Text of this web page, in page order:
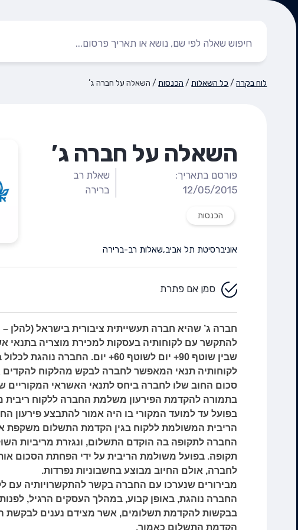
לוח בקרה/ כל השאלות/ הכנסות/ השאלה על חברה ג’
השאלה על חברה ג’
פורסם בתאריך:
12/05/2015
שאלת רב
ברירה
הכנסות
אוניברסיטת תל אביב,שאלות רב-ברירה
סמן אם פתרת
חברה ג’ שהיא חברה תעשייתית ציבורית בישראל (להלן
להתקשר עם לקוחותיה בעסקות למכירת מוצריה בתנאי
שבין שוטף 90+ יום לשוטף 60+ יום. החברה נוהגת לכלול
לקוחותיה תנאי המאפשר לחברה לבקש מהלקוח להקדים
סכום החוב שלו לחברה ביחס לתנאי האשראי המקוריים
בתמורה להקדמת הפירעון משלמת החברה ללקוח ריבית
בפועל עד למועד המקורי בו היה אמור להתבצע פירעון
הריבית המשולמת ללקוח בגין הקדמת התשלום משקפת
החברה לתקופה בה הוקדם התשלום, ונגזרת מריביות
תקופה. בפועל משולמת הריבית על ידי הפחתת הסכום
לחברה, אולם החיוב מבוצע בחשבוניות נפרדות.
מבירורים שנערכו עם החברה בקשר להתקשרויותיה עם
החברה נוהגת, באופן קבוע, במהלך העסקים הרגיל, לפנות
בבקשות להקדמת תשלומים, אשר מצידם נענים לבקשת
הקדמת התשלום כאמור.